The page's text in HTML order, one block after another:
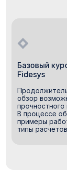
Базовый
Fidesys
обзор
прочностного
В процессе
примеры
типы